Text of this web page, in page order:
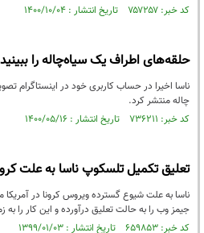
کد خبر: ۷۵۷۲۵۷ تاریخ انتشار : ۱۴۰۰/۱۰/۰۴
حلقه‌های اطراف یک سیاه‌چاله را ببینید
ناسا اخیرا در حساب کاربری خود در اینستاگرام
چاله منتشر کرد.
کد خبر: ۷۳۶۲۱۱ تاریخ انتشار : ۱۴۰۰/۰۵/۱۶
تعلیق تکمیل تلسکوپ ناسا به علت
ناسا به علت شیوع گسترده ویروس کرونا در
جیمز وب را به حالت تعلیق درآورده و این کار را
کد خبر: ۶۵۹۸۵۳ تاریخ انتشار : ۱۳۹۹/۰۱/۰۳